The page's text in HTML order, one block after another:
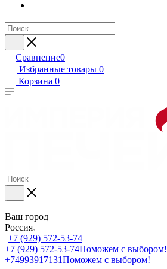
Сравнение0
Избранные товары 0
Корзина 0
Ваш город
Россия
+7 (929) 572-53-74
+7 (929) 572-53-74Поможем с выбором!
+74993917131Поможем с выбором!